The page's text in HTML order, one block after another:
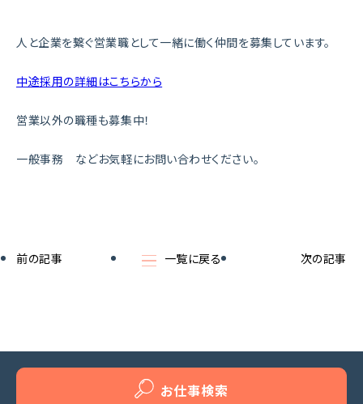
人と企業を繋ぐ営業職として一緒に働く仲間を募集しています。
中途採用の詳細はこちらから
営業以外の職種も募集中！
一般事務 などお気軽にお問い合わせください。
前の記事 一覧に戻る 次の記事
お仕事検索